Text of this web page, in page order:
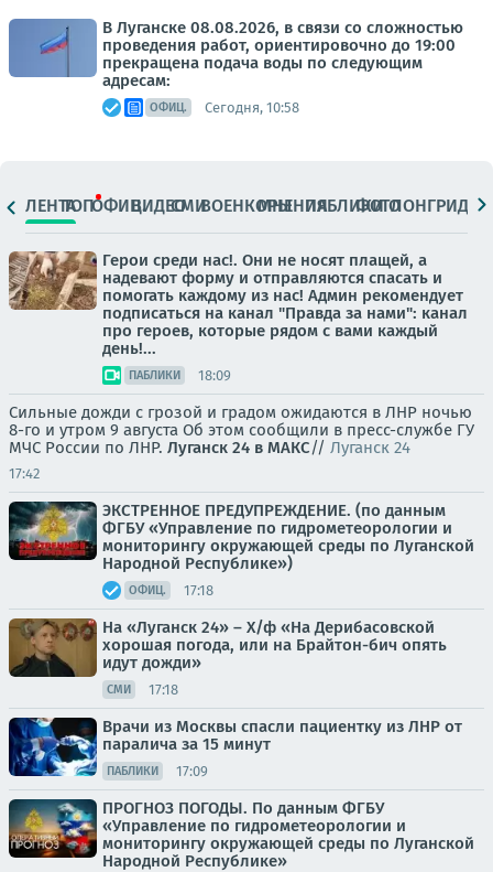
В Луганске 08.08.2026, в связи со сложностью
проведения работ, ориентировочно до 19:00
прекращена подача воды по следующим
адресам:
ОФИЦ. Сегодня, 10:58
ЛЕНТАТОПОФИЦ.ВИДЕОСМИВОЕНКОРЫМНЕНИЯПАБЛИКИ
ФОТОЛОНГРИДЫ
Герои среди нас!. Они не носят плащей, а
надевают форму и отправляются спасать и
помогать каждому из нас! Админ рекомендует
подписаться на канал "Правда за нами": канал
про героев, которые рядом с вами каждый
день!...
ПАБЛИКИ 18:09
Сильные дожди с грозой и градом ожидаются в ЛНР ночью
8-го и утром 9 августа Об этом сообщили в пресс-службе ГУ
МЧС России по ЛНР. Луганск 24 в МАКС// Луганск 24
17:42
ЭКСТРЕННОЕ ПРЕДУПРЕЖДЕНИЕ. (по данным
ФГБУ «Управление по гидрометеорологии и
мониторингу окружающей среды по Луганской
Народной Республике»)
ОФИЦ. 17:18
На «Луганск 24» – Х/ф «На Дерибасовской
хорошая погода, или на Брайтон-бич опять
идут дожди»
СМИ 17:18
Врачи из Москвы спасли пациентку из ЛНР от
паралича за 15 минут
ПАБЛИКИ 17:09
ПРОГНОЗ ПОГОДЫ. По данным ФГБУ
«Управление по гидрометеорологии и
мониторингу окружающей среды по Луганской
Народной Республике»